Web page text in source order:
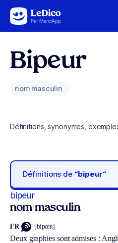
Aller au contenu
Bipeur
nom masculin
Définitions, synonymes,
Définitions de “bipeur“
bipeur
nom masculin
FR [bipœʀ]
Deux graphies sont admises :